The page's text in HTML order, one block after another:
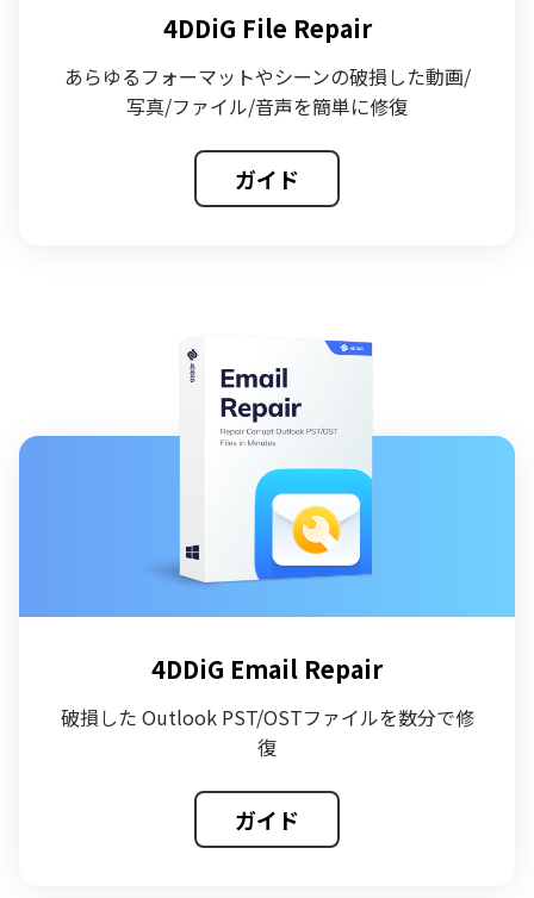
4DDiG File Repair
あらゆるフォーマットやシーンの破損した動画/
写真/ファイル/音声を簡単に修復
ガイド
4DDiG Email Repair
破損した Outlook PST/OSTファイルを数分で修
復
ガイド